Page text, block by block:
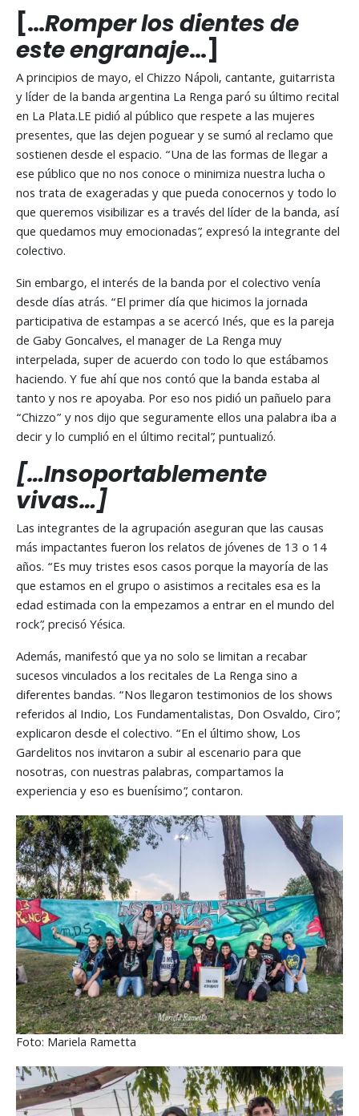
[…Romper los dientes de
este engranaje…]
A principios de mayo, el Chizzo Nápoli, cantante, guitarrista
y líder de la banda argentina La Renga paró su último recital
en La Plata.LE pidió al público que respete a las mujeres
presentes, que las dejen poguear y se sumó al reclamo que
sostienen desde el espacio. “Una de las formas de llegar a
ese público que no nos conoce o minimiza nuestra lucha o
nos trata de exageradas y que pueda conocernos y todo lo
que queremos visibilizar es a través del líder de la banda, así
que quedamos muy emocionadas”, expresó la integrante del
colectivo.
Sin embargo, el interés de la banda por el colectivo venía
desde días atrás. “El primer día que hicimos la jornada
participativa de estampas a se acercó Inés, que es la pareja
de Gaby Goncalves, el manager de La Renga muy
interpelada, super de acuerdo con todo lo que estábamos
haciendo. Y fue ahí que nos contó que la banda estaba al
tanto y nos re apoyaba. Por eso nos pidió un pañuelo para
“Chizzo” y nos dijo que seguramente ellos una palabra iba a
decir y lo cumplió en el último recital”, puntualizó.
[…Insoportablemente
vivas…]
Las integrantes de la agrupación aseguran que las causas
más impactantes fueron los relatos de jóvenes de 13 o 14
años. “Es muy tristes esos casos porque la mayoría de las
que estamos en el grupo o asistimos a recitales esa es la
edad estimada con la empezamos a entrar en el mundo del
rock”, precisó Yésica.
Además, manifestó que ya no solo se limitan a recabar
sucesos vinculados a los recitales de La Renga sino a
diferentes bandas. “Nos llegaron testimonios de los shows
referidos al Indio, Los Fundamentalistas, Don Osvaldo, Ciro”,
explicaron desde el colectivo. “En el último show, Los
Gardelitos nos invitaron a subir al escenario para que
nosotras, con nuestras palabras, compartamos la
experiencia y eso es buenísimo”, contaron.
Foto: Mariela Rametta